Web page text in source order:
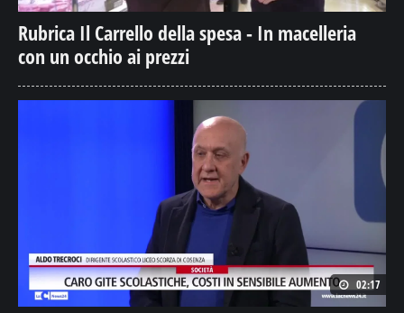
Rubrica Il Carrello della spesa - In macelleria
con un occhio ai prezzi
02:17